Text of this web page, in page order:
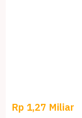
Rp 1,27 Miliar